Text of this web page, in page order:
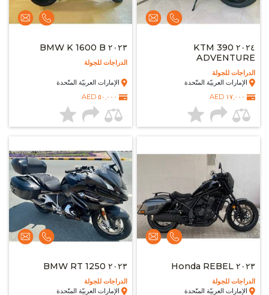
٢٠٢٤ KTM 390
ADVENTURE
الدراجات للجولة
الإمارات العربيّة المتّحدة
١٧,٠٠٠ AED
٢٠٢٣ BMW K 1600 B
الدراجات للجولة
الإمارات العربيّة المتّحدة
٥٠,٠٠٠ AED
٢٠٢٣ Honda REBEL
الدراجات للجولة
الإمارات العربيّة المتّحدة
٢٠٢٣ BMW RT 1250
الدراجات للجولة
الإمارات العربيّة المتّحدة